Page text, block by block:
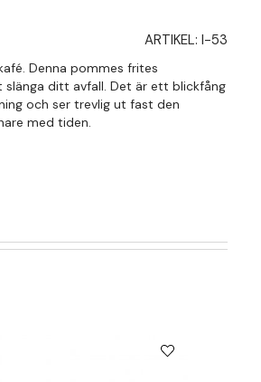
ARTIKEL: I-53
Denna pommes frites
ditt avfall. Det är ett blickfång
och ser trevlig ut fast den
med tiden.